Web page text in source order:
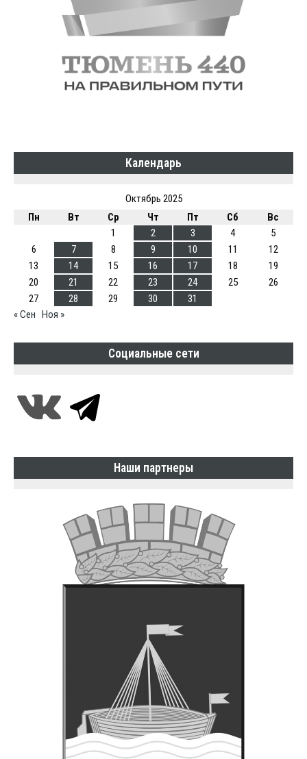
Календарь
Октябрь 2025
Пн
Вт Ср Чт Пт Сб
Вс
1
2 3 4
5
6
7 8 9 10 11
12
13
14 15 16 17 18
19
20
21 22 23 24 25
26
27
28 29 30
31
« Сен Ноя »
Социальные сети
Наши партнеры